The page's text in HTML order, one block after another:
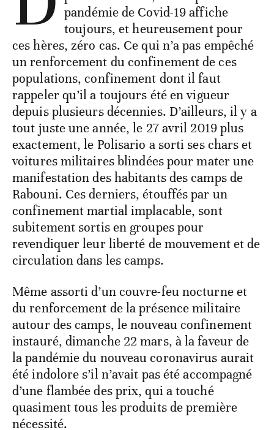
pandémie de Covid-19 affiche
toujours, et heureusement pour
ces hères, zéro cas. Ce qui n’a pas empêché
un renforcement du confinement de ces
populations, confinement dont il faut
rappeler qu’il a toujours été en vigueur
depuis plusieurs décennies. D’ailleurs, il y a
tout juste une année, le 27 avril 2019 plus
exactement, le Polisario a sorti ses chars et
voitures militaires blindées pour mater une
manifestation des habitants des camps de
Rabouni. Ces derniers, étouffés par un
confinement martial implacable, sont
subitement sortis en groupes pour
revendiquer leur liberté de mouvement et de
circulation dans les camps.
Même assorti d’un couvre-feu nocturne et
du renforcement de la présence militaire
autour des camps, le nouveau confinement
instauré, dimanche 22 mars, à la faveur de
la pandémie du nouveau coronavirus aurait
été indolore s’il n’avait pas été accompagné
d’une flambée des prix, qui a touché
quasiment tous les produits de première
nécessité.